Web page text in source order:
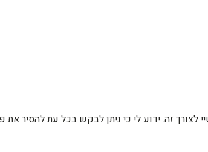
לצורך זה. ידוע לי כי ניתן לבקש בכל עת